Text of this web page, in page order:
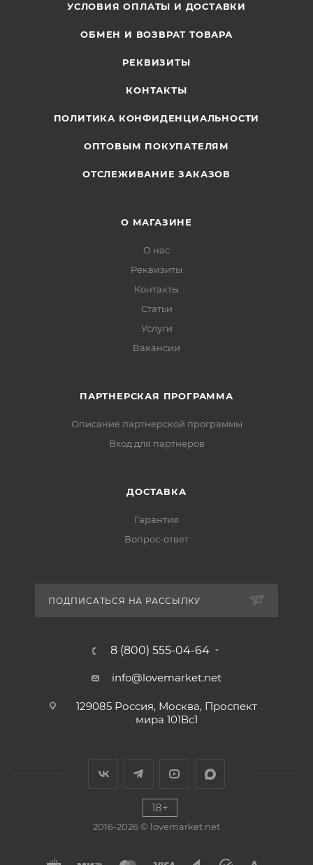
УСЛОВИЯ ОПЛАТЫ И ДОСТАВКИ
ОБМЕН И ВОЗВРАТ ТОВАРА
РЕКВИЗИТЫ
КОНТАКТЫ
ПОЛИТИКА КОНФИДЕНЦИАЛЬНОСТИ
ОПТОВЫМ ПОКУПАТЕЛЯМ
ОТСЛЕЖИВАНИЕ ЗАКАЗОВ
О МАГАЗИНЕ
О нас
Реквизиты
Контакты
Статьи
Услуги
Вакансии
ПАРТНЕРСКАЯ ПРОГРАММА
Описание партнерской программы
Вход для партнеров
ДОСТАВКА
Гарантия
Вопрос-ответ
ПОДПИСАТЬСЯ НА РАССЫЛКУ
8 (800) 555-04-64
info@lovemarket.net
129085 Россия, Москва, Проспект
мира 101Вс1
2016-2026 © lovemarket.net
18+